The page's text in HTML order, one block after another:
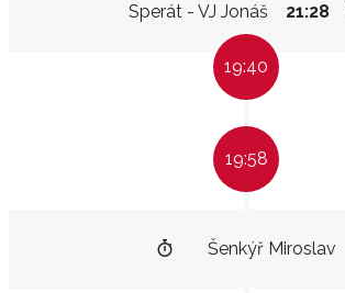
Sperát - VJ Jonáš 21:28
19:40
19:58
Šenkýř Miroslav